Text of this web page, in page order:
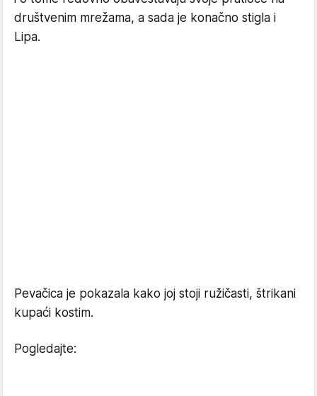
društvenim mrežama, a sada je konačno stigla i
Lipa.
Pevačica je pokazala kako joj stoji ružičasti, štrikani
kupaći kostim.
Pogledajte: